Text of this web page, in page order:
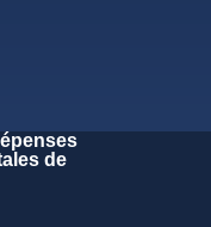
de